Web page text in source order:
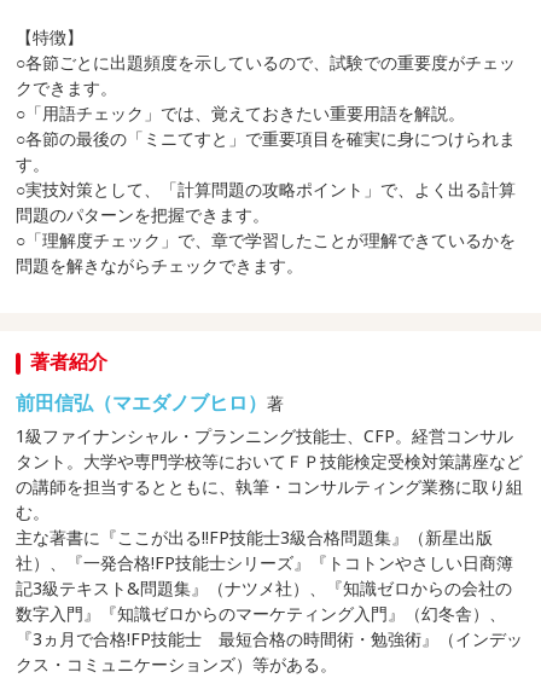
【特徴】
○各節ごとに出題頻度を示しているので、試験での重要度がチェッ
クできます。
○「用語チェック」では、覚えておきたい重要用語を解説。
○各節の最後の「ミニてすと」で重要項目を確実に身につけられま
す。
○実技対策として、「計算問題の攻略ポイント」で、よく出る計算
問題のパターンを把握できます。
○「理解度チェック」で、章で学習したことが理解できているかを
問題を解きながらチェックできます。
著者紹介
前田信弘（マエダノブヒロ）著
1級ファイナンシャル・プランニング技能士、CFP。経営コンサル
タント。大学や専門学校等においてＦＰ技能検定受検対策講座など
の講師を担当するとともに、執筆・コンサルティング業務に取り組
む。
主な著書に『ここが出る!!FP技能士3級合格問題集』（新星出版
社）、『一発合格!FP技能士シリーズ』『トコトンやさしい日商簿
記3級テキスト&問題集』（ナツメ社）、『知識ゼロからの会社の
数字入門』『知識ゼロからのマーケティング入門』（幻冬舎）、
『3ヵ月で合格!FP技能士 最短合格の時間術・勉強術』（インデッ
クス・コミュニケーションズ）等がある。